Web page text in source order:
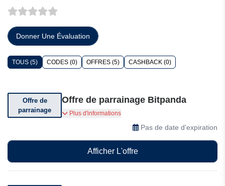
Donner Une Évaluation
TOUS (5) CODES (0) OFFRES (5) CASHBACK (0)
Offre de
parrainage
Offre de parrainage Bitpanda
Parrainez un ami et recevez 100 euros chacun
Plus d'informations
Pas de date d'expiration
Afficher L'offre